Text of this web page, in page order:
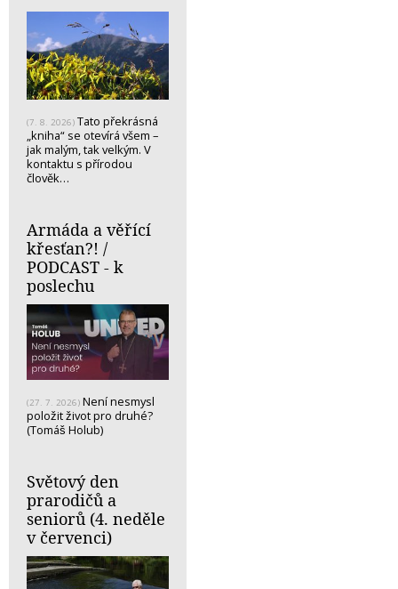
(7. 8. 2026) Tato překrásná
„kniha“ se otevírá všem –
jak malým, tak velkým. V
kontaktu s přírodou
člověk…
Armáda a věřící
křesťan?! /
PODCAST - k
poslechu
(27. 7. 2026) Není nesmysl
položit život pro druhé?
(Tomáš Holub)
Světový den
prarodičů a
seniorů (4. neděle
v červenci)